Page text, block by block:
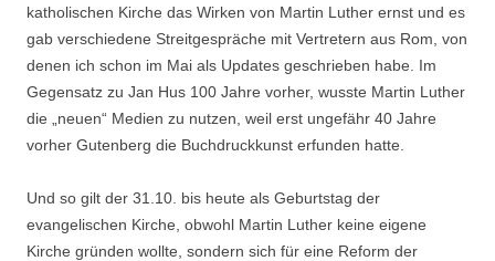
katholischen Kirche das Wirken von Martin Luther ernst und es
gab verschiedene Streitgespräche mit Vertretern aus Rom, von
denen ich schon im Mai als Updates geschrieben habe. Im
Gegensatz zu Jan Hus 100 Jahre vorher, wusste Martin Luther
die „neuen“ Medien zu nutzen, weil erst ungefähr 40 Jahre
vorher Gutenberg die Buchdruckkunst erfunden hatte.
Und so gilt der 31.10. bis heute als Geburtstag der
evangelischen Kirche, obwohl Martin Luther keine eigene
Kirche gründen wollte, sondern sich für eine Reform der